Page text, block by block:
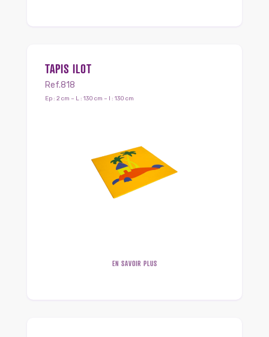
TAPIS ILOT
Ref.818
Ep : 2 cm – L : 130 cm – l : 130 cm
EN SAVOIR PLUS